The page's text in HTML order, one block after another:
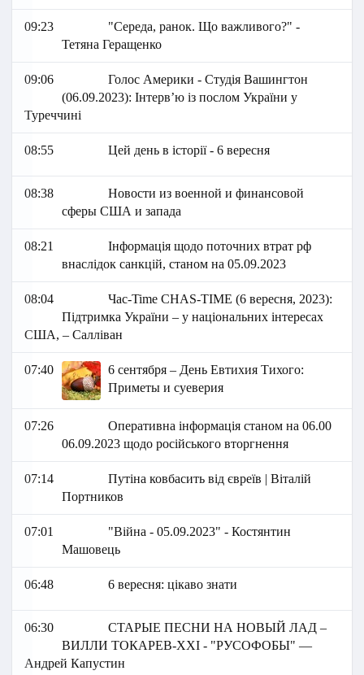
09:23
"Середа, ранок. Що важливого?" -
Тетяна Геращенко
09:06
Голос Америки - Студія Вашингтон
(06.09.2023): Інтерв’ю із послом України у
Туреччині
08:55 Цей день в історії - 6 вересня
08:38
Новости из военной и финансовой
сферы США и запада
08:21
Інформація щодо поточних втрат рф
внаслідок санкцій, станом на 05.09.2023
08:04
Час-Time CHAS-TIME (6 вересня, 2023):
Підтримка України – у національних інтересах
США, – Салліван
07:40
6 сентября – День Евтихия Тихого:
Приметы и суеверия
07:26
Оперативна інформація станом на 06.00
06.09.2023 щодо російського вторгнення
07:14
Путіна ковбасить від євреїв | Віталій
Портников
07:01
"Війна - 05.09.2023" - Костянтин
Машовець
06:48 6 вересня: цікаво знати
06:30
СТАРЫЕ ПЕСНИ НА НОВЫЙ ЛАД –
ВИЛЛИ ТОКАРЕВ-XXI - "РУСОФОБЫ" —
Андрей Капустин